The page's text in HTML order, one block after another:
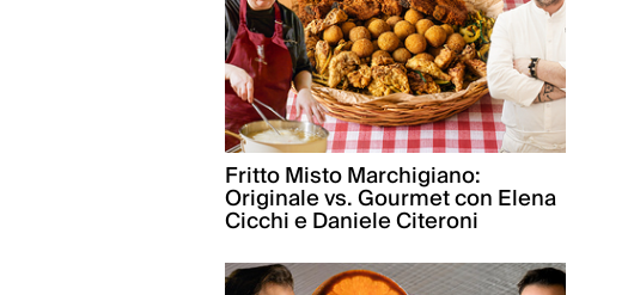
Fritto Misto Marchigiano:
Originale vs. Gourmet con Elena
Cicchi e Daniele Citeroni